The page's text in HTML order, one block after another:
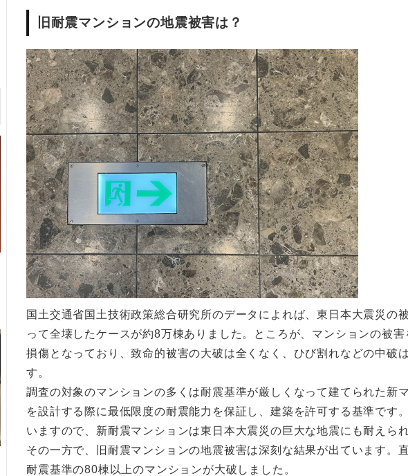
旧耐震マンションの地震被害は？
国土交通省国土技術政策総合研究所のデータによれば、東日本大震災の
って全壊したケースが約8万棟ありました。ところが、マンションの被
損傷となっており、致命的被害の大破は全くなく、ひび割れなどの中破
す。
調査の対象のマンションの多くは耐震基準が厳しくなって建てられた新
を設計する際に最低限度の耐震能力を保証し、建築を許可する基準です。
いますので、新耐震マンションは東日本大震災の巨大な地震にも耐えら
その一方で、旧耐震マンションの地震被害は深刻な結果が出ています。
耐震基準の80棟以上のマンションが大破しました。